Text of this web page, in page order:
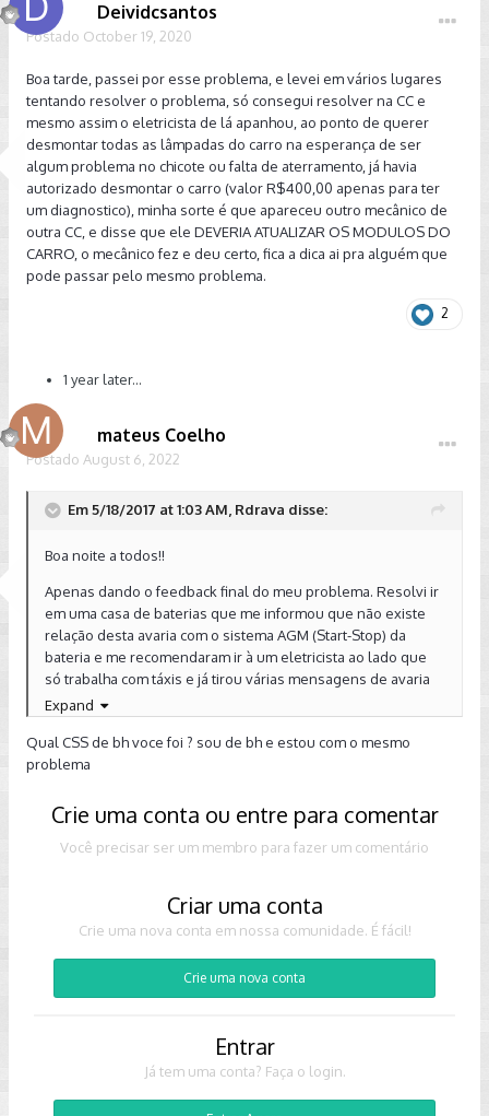
Deividcsantos
Postado October 19, 2020
Boa tarde, passei por esse problema, e levei em vários lugares
tentando resolver o problema, só consegui resolver na CC e
mesmo assim o eletricista de lá apanhou, ao ponto de querer
desmontar todas as lâmpadas do carro na esperança de ser
algum problema no chicote ou falta de aterramento, já havia
autorizado desmontar o carro (valor R$400,00 apenas para ter
um diagnostico), minha sorte é que apareceu outro mecânico de
outra CC, e disse que ele DEVERIA ATUALIZAR OS MODULOS DO
CARRO, o mecânico fez e deu certo, fica a dica ai pra alguém que
pode passar pelo mesmo problema.
2
1 year later...
mateus Coelho
Postado August 6, 2022
Em 5/18/2017 at 1:03 AM, Rdrava disse:
Boa noite a todos!!
Apenas dando o feedback final do meu problema. Resolvi ir
em uma casa de baterias que me informou que não existe
relação desta avaria com o sistema AGM (Start-Stop) da
bateria e me recomendaram ir à um eletricista ao lado que
só trabalha com táxis e já tirou várias mensagens de avaria
dos painéis. Fiquei acompanhando o serviço e ele utilizou
dois tipos de scanner, retirou e colocou quase todas as
lâmpadas... me disse que o problema com certeza estava no
computador de bordo (Board Control-BC) e que deveria
... ou seja, não teve solução............
>> Decidi ir à outra concessionária aqui de Belo Horizonte e
Expand
Qual CSS de bh voce foi ? sou de bh e estou com o mesmo
problema
Crie uma conta ou entre para comentar
Você precisar ser um membro para fazer um comentário
Criar uma conta
Crie uma nova conta em nossa comunidade. É fácil!
Crie uma nova conta
Entrar
Já tem uma conta? Faça o login.